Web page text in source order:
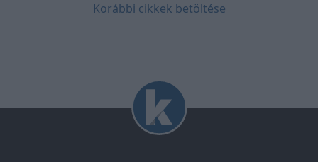
Korábbi cikkek betöltése